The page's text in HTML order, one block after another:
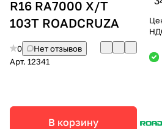
R16 RA7000 X/T
103T ROADCRUZA
0
Нет отзывов
Арт. 12341
В корзину